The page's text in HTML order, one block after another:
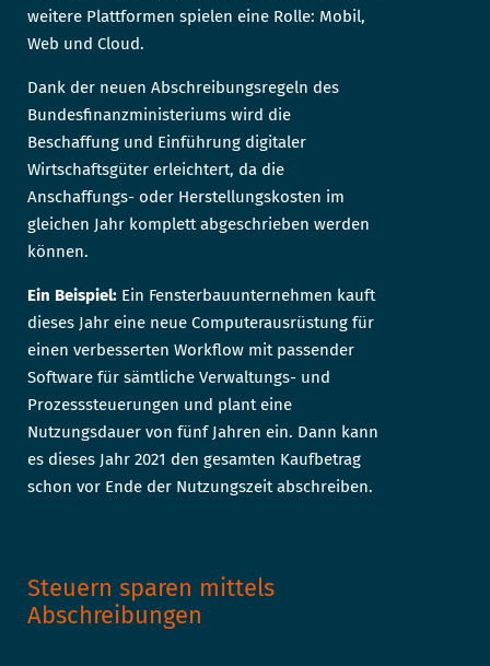
weitere Plattformen spielen eine Rolle: Mobil,
Web und Cloud.
Dank der neuen Abschreibungsregeln des
Bundesfinanzministeriums wird die
Beschaffung und Einführung digitaler
Wirtschaftsgüter erleichtert, da die
Anschaffungs- oder Herstellungskosten im
gleichen Jahr komplett abgeschrieben werden
können.
Ein Beispiel:Ein Fensterbauunternehmen kauft
dieses Jahr eine neue Computerausrüstung für
einen verbesserten Workflow mit passender
Software für sämtliche Verwaltungs- und
Prozesssteuerungen und plant eine
Nutzungsdauer von fünf Jahren ein. Dann kann
es dieses Jahr 2021 den gesamten Kaufbetrag
schon vor Ende der Nutzungszeit abschreiben.
Steuern sparen mittels
Abschreibungen